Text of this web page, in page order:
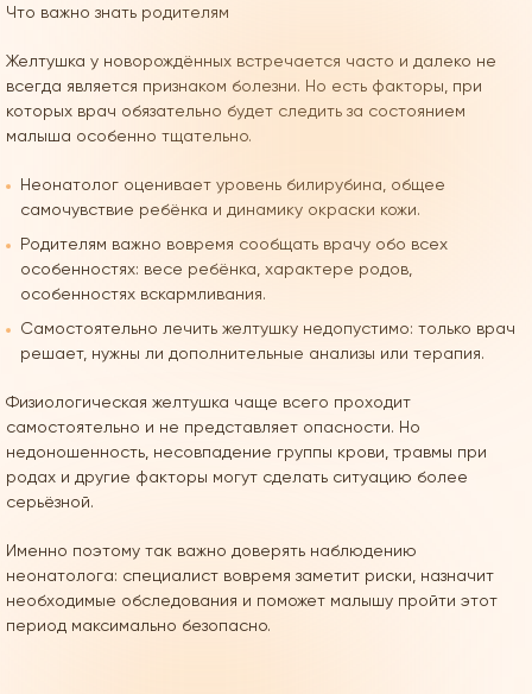
Что важно знать родителям
Желтушка у новорождённых встречается часто и далеко не
всегда является признаком болезни. Но есть факторы, при
которых врач обязательно будет следить за состоянием
малыша особенно тщательно.
Неонатолог оценивает уровень билирубина, общее
самочувствие ребёнка и динамику окраски кожи.
Родителям важно вовремя сообщать врачу обо всех
особенностях: весе ребёнка, характере родов,
особенностях вскармливания.
Самостоятельно лечить желтушку недопустимо: только врач
решает, нужны ли дополнительные анализы или терапия.
Физиологическая желтушка чаще всего проходит
самостоятельно и не представляет опасности. Но
недоношенность, несовпадение группы крови, травмы при
родах и другие факторы могут сделать ситуацию более
серьёзной.
Именно поэтому так важно доверять наблюдению
неонатолога: специалист вовремя заметит риски, назначит
необходимые обследования и поможет малышу пройти этот
период максимально безопасно.